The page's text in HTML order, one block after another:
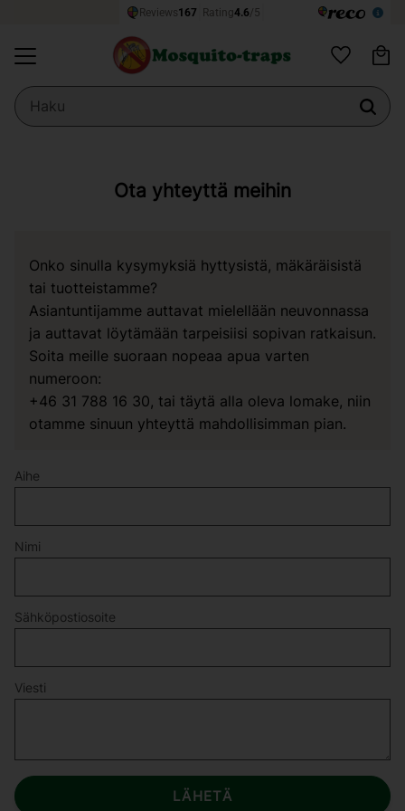
Suosikit
Ota yhteyttä meihin
Onko sinulla kysymyksiä hyttysistä, mäkäräisistä
tai tuotteistamme?
Asiantuntijamme auttavat mielellään neuvonnassa
ja auttavat löytämään tarpeisiisi sopivan ratkaisun.
Soita meille suoraan nopeaa apua varten
numeroon:
+46 31 788 16 30, tai täytä alla oleva lomake, niin
otamme sinuun yhteyttä mahdollisimman pian.
Aihe
Nimi
Sähköpostiosoite
Viesti
LÄHETÄ